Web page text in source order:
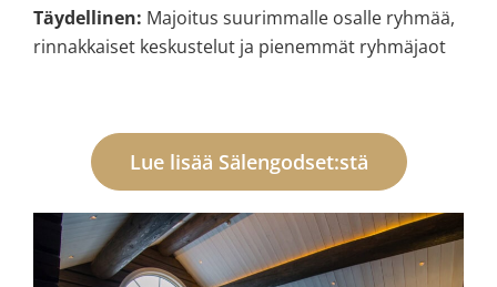
Täydellinen: Majoitus suurimmalle osalle ryhmää,
rinnakkaiset keskustelut ja pienemmät ryhmäjaot
Lue lisää Sälengodset:stä